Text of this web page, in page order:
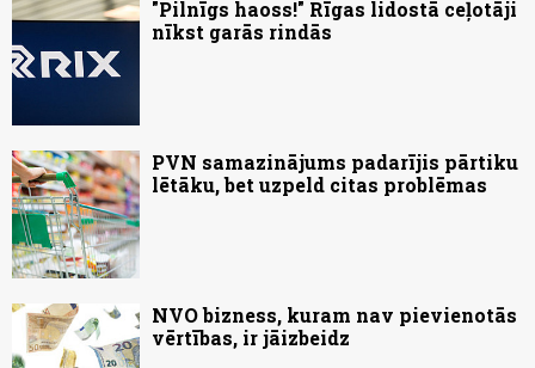
"Pilnīgs haoss!" Rīgas lidostā ceļotāji
nīkst garās rindās
PVN samazinājums padarījis pārtiku
lētāku, bet uzpeld citas problēmas
NVO bizness, kuram nav pievienotās
vērtības, ir jāizbeidz